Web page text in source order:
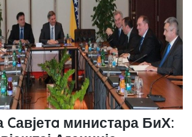
Cавјетa министара БиХ: